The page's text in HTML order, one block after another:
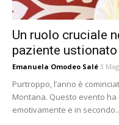
Un ruolo cruciale
paziente ustionato
Emanuela Omodeo Salé 3
Purtroppo, l’anno è
Montana. Questo evento
emotivamente e in